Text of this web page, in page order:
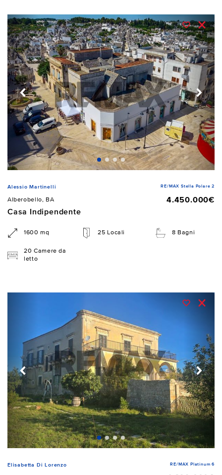
Alessio Martinelli RE/MAX Stella Polare 2
Alberobello, BA
4.450.000€
Casa Indipendente
1600 mq 25 Locali 8 Bagni
20 Camere da
letto
Elisabetta Di Lorenzo RE/MAX Platinum 6